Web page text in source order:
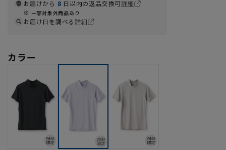
お届けから 8 日以内の返品交換可詳細
一部対象外商品あり
お届け日を調べる詳細
カラー